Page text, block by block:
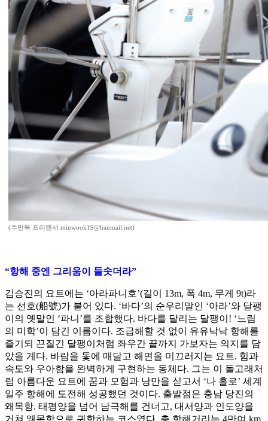
(주민욱 프리랜서 minwook19@hanmail.net)
“항해 중엔 그리움이 들솟더라”
김승진의 요트에는 ‘아라파니호’(길이 13m, 폭 4m, 무게 9t)라
는 선호(船號)가 붙어 있다. ‘바다’의 순우리말인 ‘아라’와 달팽
이의 옛말인 ‘파니’를 조합했다. 바다를 달리는 달팽이! ‘느림
의 미학’이 담긴 이름이다. 조급해할 것 없이 유유낙낙 항해를
즐기되 끈질긴 달팽이처럼 좌우간 끝까지 가보자는 의지를 담
았을 게다. 바람을 돛에 매달고 해면을 미끄러지는 요트. 힘과
속도와 우아함을 완벽하게 구현하는 동체다. 그는 이 돌고래처
럼 아름다운 요트에 꿈과 모험과 낭만을 싣고서 ‘나 홀로’ 세계
일주 항해에 도전해 성공했던 것이다. 출발점은 충남 당진의
왜목항. 태평양을 넘어 남극해를 건너고, 대서양과 인도양을